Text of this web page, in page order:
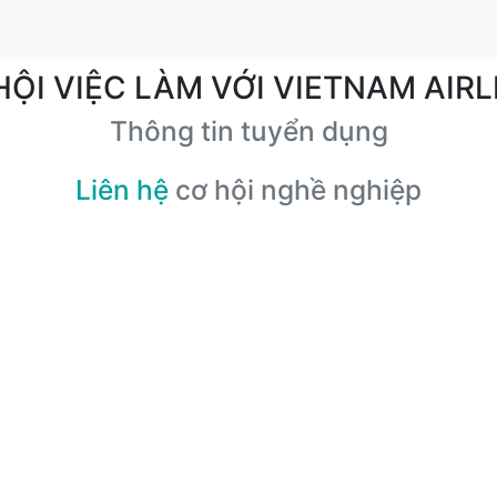
VIỆC LÀM VỚI VIETNAM
Thông tin tuyển dụng
Liên hệ cơ hội nghề nghiệp